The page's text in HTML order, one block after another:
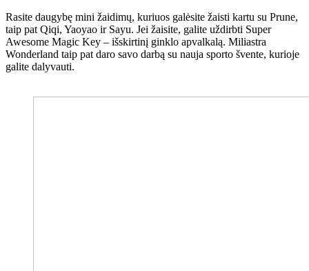
Rasite daugybę mini žaidimų, kuriuos galėsite žaisti kartu su Prune,
taip pat Qiqi, Yaoyao ir Sayu. Jei žaisite, galite uždirbti Super
Awesome Magic Key – išskirtinį ginklo apvalkalą. Miliastra
Wonderland taip pat daro savo darbą su nauja sporto švente, kurioje
galite dalyvauti.